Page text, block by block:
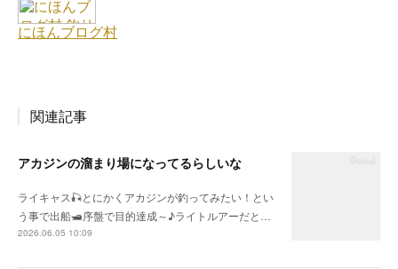
関連記事
アカジンの溜まり場になってるらしいな
ライキャス🎣とにかくアカジンが釣ってみたい！とい
う事で出船🛥序盤で目的達成～♪ライトルアーだと…
2026.06.05 10:09